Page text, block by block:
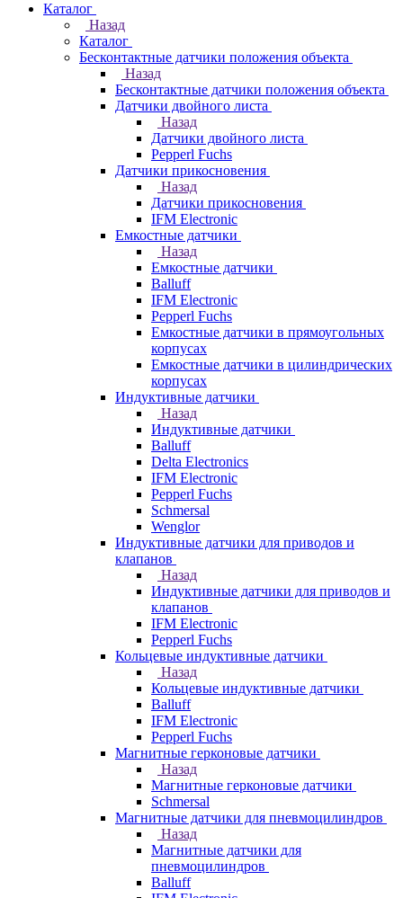
Каталог
Назад
Каталог
Бесконтактные датчики положения объекта
Назад
Бесконтактные датчики положения объекта
Датчики двойного листа
Назад
Датчики двойного листа
Pepperl Fuchs
Датчики прикосновения
Назад
Датчики прикосновения
IFM Electronic
Емкостные датчики
Назад
Емкостные датчики
Balluff
IFM Electronic
Pepperl Fuchs
Емкостные датчики в прямоугольных
корпусах
Емкостные датчики в цилиндрических
корпусах
Индуктивные датчики
Назад
Индуктивные датчики
Balluff
Delta Electronics
IFM Electronic
Pepperl Fuchs
Schmersal
Wenglor
Индуктивные датчики для приводов и
клапанов
Назад
Индуктивные датчики для приводов и
клапанов
IFM Electronic
Pepperl Fuchs
Кольцевые индуктивные датчики
Назад
Кольцевые индуктивные датчики
Balluff
IFM Electronic
Pepperl Fuchs
Магнитные герконовые датчики
Назад
Магнитные герконовые датчики
Schmersal
Магнитные датчики для пневмоцилиндров
Назад
Магнитные датчики для
пневмоцилиндров
Balluff